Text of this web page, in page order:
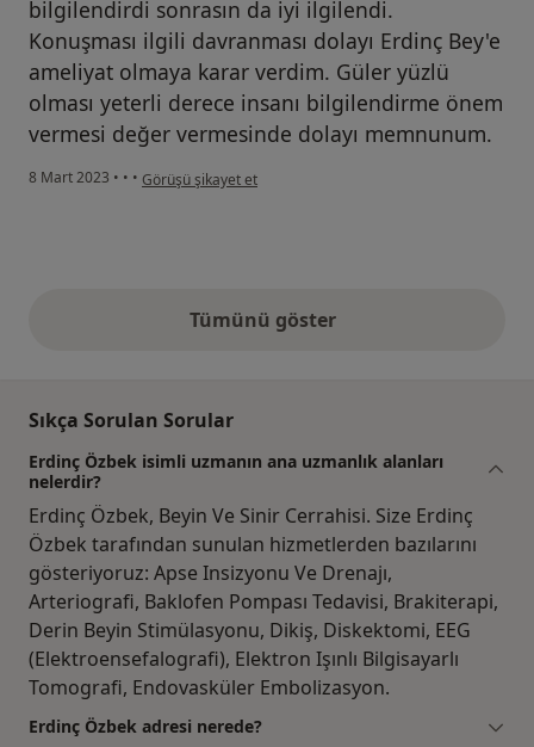
bilgilendirdi sonrasın da iyi ilgilendi.
Konuşması ilgili davranması dolayı Erdinç Bey'e
ameliyat olmaya karar verdim. Güler yüzlü
olması yeterli derece insanı bilgilendirme önem
vermesi değer vermesinde dolayı memnunum.
8 Mart 2023 • • • kullanıcının görüşüne göre ö.....
Görüşü şikayet et
Tümünü gösteryukarıdaki görüşler
Sıkça Sorulan Sorular
Erdinç Özbek isimli uzmanın ana uzmanlık alanları
nelerdir?
Erdinç Özbek, Beyin Ve Sinir Cerrahisi. Size Erdinç
Özbek tarafından sunulan hizmetlerden bazılarını
gösteriyoruz: Apse Insizyonu Ve Drenajı,
Arteriografi, Baklofen Pompası Tedavisi, Brakiterapi,
Derin Beyin Stimülasyonu, Dikiş, Diskektomi, EEG
(Elektroensefalografi), Elektron Işınlı Bilgisayarlı
Tomografi, Endovasküler Embolizasyon.
Erdinç Özbek adresi nerede?